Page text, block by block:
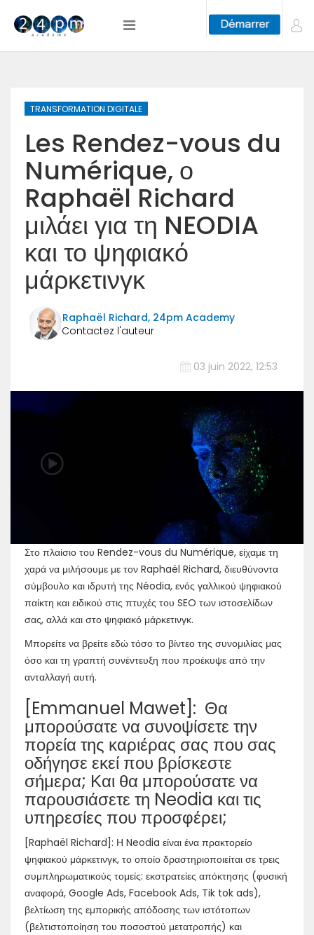
TRANSFORMATION DIGITALE
Les Rendez-vous du
Numérique, ο
Raphaël Richard
μιλάει για τη NEODIA
και το ψηφιακό
μάρκετινγκ
Raphaël Richard, 24pm Academy
03 juin 2022, 12:53
Στο πλαίσιο του Rendez-vous du Numérique, είχαμε τη
χαρά να μιλήσουμε με τον Raphaël Richard, διευθύνοντα
σύμβουλο και ιδρυτή της Néodia, ενός γαλλικού ψηφιακού
παίκτη και ειδικού στις πτυχές του SEO των ιστοσελίδων
σας, αλλά και στο ψηφιακό μάρκετινγκ.
Μπορείτε να βρείτε εδώ τόσο το βίντεο της συνομιλίας μας
όσο και τη γραπτή συνέντευξη που προέκυψε από την
ανταλλαγή αυτή.
[Emmanuel Mawet]: Θα
μπορούσατε να συνοψίσετε την
πορεία της καριέρας σας που σας
οδήγησε εκεί που βρίσκεστε
σήμερα; Και θα μπορούσατε να
παρουσιάσετε τη Neodia και τις
υπηρεσίες που προσφέρει;
[Raphaël Richard]: Η Neodia είναι ένα πρακτορείο
ψηφιακού μάρκετινγκ, το οποίο δραστηριοποιείται σε τρεις
συμπληρωματικούς τομείς: εκστρατείες απόκτησης (φυσική
αναφορά, Google Ads, Facebook Ads, Tik tok ads),
βελτίωση της εμπορικής απόδοσης των ιστότοπων
(βελτιστοποίηση του ποσοστού μετατροπής) και